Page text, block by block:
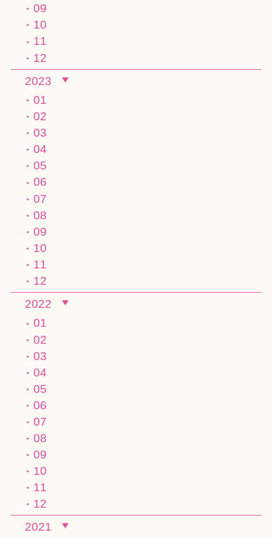
09
10
11
12
2023
01
02
03
04
05
06
07
08
09
10
11
12
2022
01
02
03
04
05
06
07
08
09
10
11
12
2021